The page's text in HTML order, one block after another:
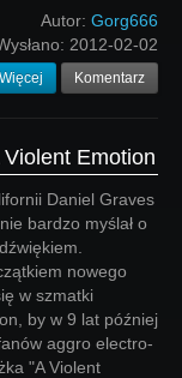
Autor: Gorg666
2012-02-02
Więcej Komentarz
Emotion
Daniel Graves
bardzo myślał o
nowego
w szmatki
by w 9 lat później
aggro electro-
"A Violent